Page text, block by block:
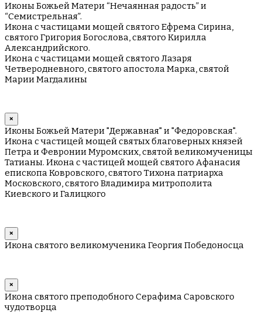
Иконы Божьей Матери “Нечаянная радость” и
“Семистрельная”.
Икона с частицами мощей святого Ефрема Сирина,
святого Григория Богослова, святого Кирилла
Александрийского.
Икона с частицами мощей святого Лазаря
Четверодневного, святого апостола Марка, святой
Марии Магдалины
×
Иконы Божьей Матери "Державная" и "Федоровская".
Икона с частицей мощей святых благоверных князей
Петра и Февронии Муромских, святой великомученицы
Татианы. Икона с частицей мощей святого Афанасия
епископа Ковровского, святого Тихона патриарха
Московского, святого Владимира митрополита
Киевского и Галицкого
×
Икона святого великомученика Георгия Победоносца
×
Икона святого преподобного Серафима Саровского
чудотворца